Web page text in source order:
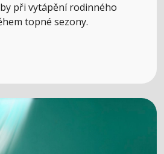
při vytápění rodinného
topné sezony.